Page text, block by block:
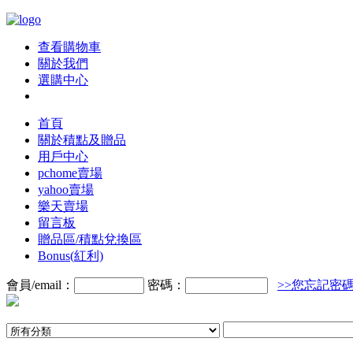
查看購物車
關於我們
選購中心
首頁
關於積點及贈品
用戶中心
pchome賣場
yahoo賣場
樂天賣場
留言板
贈品區/積點兌換區
Bonus(紅利)
會員/email： 密碼： >>您忘記密